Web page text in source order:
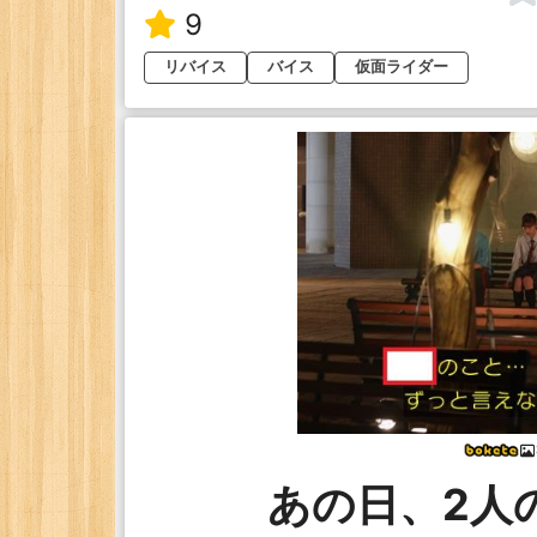
9
リバイス バイス 仮面ライダー
あの日、2人